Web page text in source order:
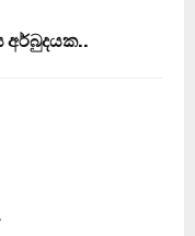
අර්බුදයක..